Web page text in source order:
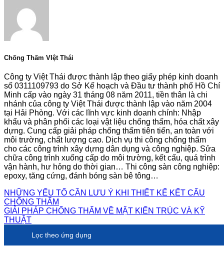
Chống Thấm VIệt Thái
Công ty Việt Thái được thành lập theo giấy phép kinh doanh
số 0311109793 do Sở Kế hoạch và Đầu tư thành phố Hồ Chí
Minh cấp vào ngày 31 tháng 08 năm 2011, tiền thân là chi
nhánh của công ty Việt Thái được thành lập vào năm 2004
tại Hải Phòng. Với các lĩnh vực kinh doanh chính: Nhập
khẩu và phân phối các loại vật liệu chống thấm, hóa chất xây
dựng. Cung cấp giải pháp chống thấm tiên tiến, an toàn với
môi trường, chất lượng cao. Dịch vụ thi công chống thấm
cho các công trình xây dựng dân dụng và công nghiệp. Sửa
chữa công trình xuống cấp do môi trường, kết cấu, quá trình
vận hành, hư hỏng do thời gian… Thi công sàn công nghiệp:
epoxy, tăng cứng, đánh bóng sàn bê tông…
NHỮNG YẾU TỐ CẦN LƯU Ý KHI THIẾT KẾ KẾT CẤU
CHỐNG THẤM
GIẢI PHÁP CHỐNG THẤM VỀ MẶT KIẾN TRÚC VÀ KỸ
THUẬT
Lọc theo ứng dụng